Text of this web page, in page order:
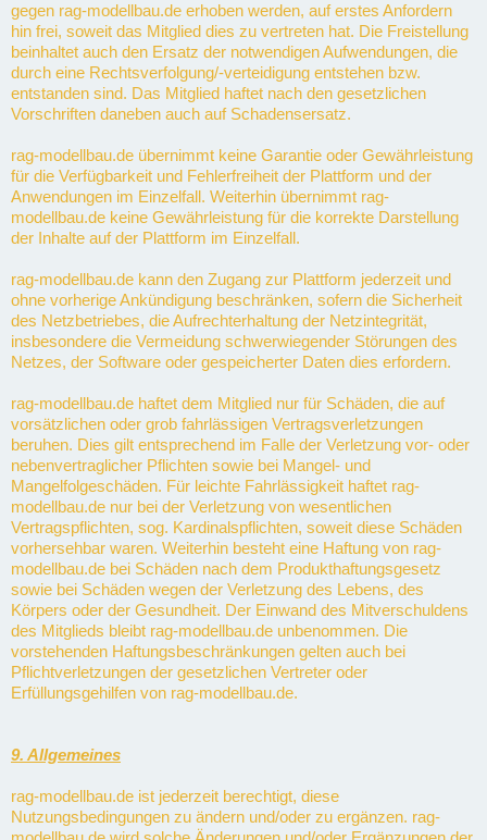
gegen rag-modellbau.de erhoben werden, auf erstes Anfordern
hin frei, soweit das Mitglied dies zu vertreten hat. Die Freistellung
beinhaltet auch den Ersatz der notwendigen Aufwendungen, die
durch eine Rechtsverfolgung/-verteidigung entstehen bzw.
entstanden sind. Das Mitglied haftet nach den gesetzlichen
Vorschriften daneben auch auf Schadensersatz.
rag-modellbau.de übernimmt keine Garantie oder Gewährleistung
für die Verfügbarkeit und Fehlerfreiheit der Plattform und der
Anwendungen im Einzelfall. Weiterhin übernimmt rag-
modellbau.de keine Gewährleistung für die korrekte Darstellung
der Inhalte auf der Plattform im Einzelfall.
rag-modellbau.de kann den Zugang zur Plattform jederzeit und
ohne vorherige Ankündigung beschränken, sofern die Sicherheit
des Netzbetriebes, die Aufrechterhaltung der Netzintegrität,
insbesondere die Vermeidung schwerwiegender Störungen des
Netzes, der Software oder gespeicherter Daten dies erfordern.
rag-modellbau.de haftet dem Mitglied nur für Schäden, die auf
vorsätzlichen oder grob fahrlässigen Vertragsverletzungen
beruhen. Dies gilt entsprechend im Falle der Verletzung vor- oder
nebenvertraglicher Pflichten sowie bei Mangel- und
Mangelfolgeschäden. Für leichte Fahrlässigkeit haftet rag-
modellbau.de nur bei der Verletzung von wesentlichen
Vertragspflichten, sog. Kardinalspflichten, soweit diese Schäden
vorhersehbar waren. Weiterhin besteht eine Haftung von rag-
modellbau.de bei Schäden nach dem Produkthaftungsgesetz
sowie bei Schäden wegen der Verletzung des Lebens, des
Körpers oder der Gesundheit. Der Einwand des Mitverschuldens
des Mitglieds bleibt rag-modellbau.de unbenommen. Die
vorstehenden Haftungsbeschränkungen gelten auch bei
Pflichtverletzungen der gesetzlichen Vertreter oder
Erfüllungsgehilfen von rag-modellbau.de.
9. Allgemeines
rag-modellbau.de ist jederzeit berechtigt, diese
Nutzungsbedingungen zu ändern und/oder zu ergänzen. rag-